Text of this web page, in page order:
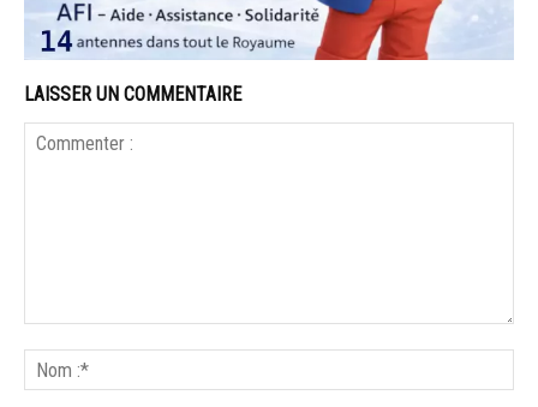
LAISSER UN COMMENTAIRE